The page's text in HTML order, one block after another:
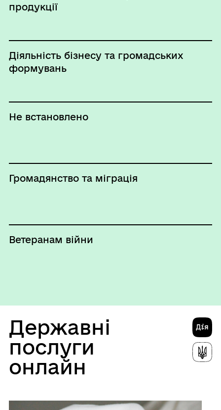
продукції
Діяльність бізнесу та громадських
формувань
Не встановлено
Громадянство та міграція
Ветеранам війни
Державні
послуги
онлайн